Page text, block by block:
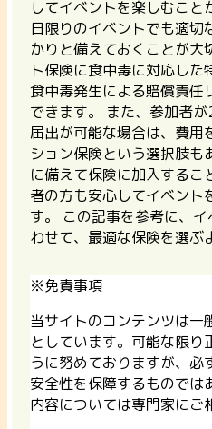
してイベントを楽しむこと
日限りのイベントでも適切
かりと備えておくことが大
ト保険に食中毒に対応した
食中毒発生による賠償責任
できます。 また、参加者
届出が可能な場合は、費用
ション保険という選択肢も
に備えて保険に加入するこ
者の方も安心してイベント
す。 この記事を参考に、
わせて、最適な保険を選ぶ
※免責事項
当サイトのコンテンツは一
としています。可能な限り
うに努めておりますが、必
安全性を保障するものでは
内容については専門家にご